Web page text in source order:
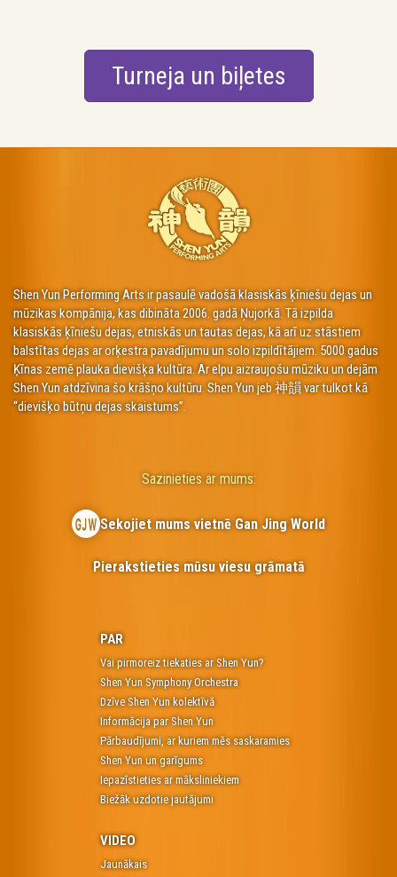
Turneja un biļetes
Shen Yun Performing Arts ir pasaulē vadošā klasiskās ķīniešu dejas un
mūzikas kompānija, kas dibināta 2006. gadā Ņujorkā. Tā izpilda
klasiskās ķīniešu dejas, etniskās un tautas dejas, kā arī uz stāstiem
balstītas dejas ar orķestra pavadījumu un solo izpildītājiem. 5000 gadus
Ķīnas zemē plauka dievišķa kultūra. Ar elpu aizraujošu mūziku un dejām
Shen Yun atdzīvina šo krāšņo kultūru. Shen Yun jeb 神韻 var tulkot kā
“dievišķo būtņu dejas skaistums”.
PAR
Vai pirmoreiz tiekaties ar Shen Yun?
Shen Yun Symphony Orchestra
Dzīve Shen Yun kolektīvā
Informācija par Shen Yun
Pārbaudījumi, ar kuriem mēs saskaramies
Shen Yun un garīgums
Iepazīstieties ar māksliniekiem
Biežāk uzdotie jautājumi
VIDEO
Jaunākais
Sazinieties ar mums:
Sekojiet mums vietnē Gan Jing World
Pierakstieties mūsu viesu grāmatā